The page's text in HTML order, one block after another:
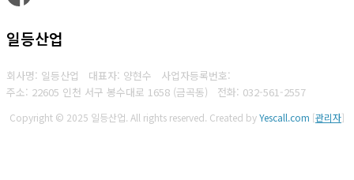
일등산업
회사명: 일등산업 대표자: 양현수 사업자등록번호:
주소: 22605 인천 서구 봉수대로 1658 (금곡동) 전화: 032-561-2557
Copyright © 2025 일등산업. All rights reserved. Created byYescall.com [관리자]